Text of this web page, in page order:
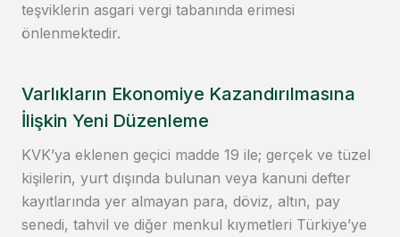
teşviklerin asgari vergi tabanında erimesi
önlenmektedir.
Varlıkların Ekonomiye Kazandırılmasına
İlişkin Yeni Düzenleme
KVK’ya eklenen geçici madde 19 ile; gerçek ve tüzel
kişilerin, yurt dışında bulunan veya kanuni defter
kayıtlarında yer almayan para, döviz, altın, pay
senedi, tahvil ve diğer menkul kıymetleri Türkiye’ye